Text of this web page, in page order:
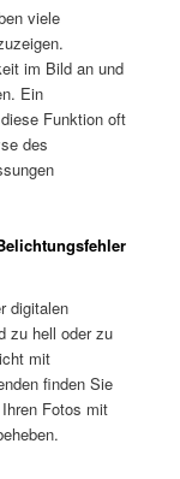
viele
im Bild an und
Ein
Funktion oft
des
digitalen
zu hell oder zu
mit
finden Sie
Fotos mit